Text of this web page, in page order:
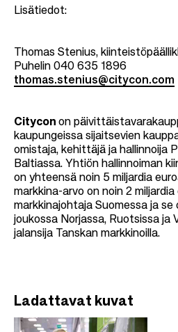
Lisätiedot:
Thomas Stenius,
Puhelin 040 635 1896
thomas.stenius@citycon.com
Citycon on
kaupungeissa sijaitsevien
omistaja, kehittäjä ja hallinnoija
Baltiassa. Yhtiön hallinnoiman
on yhteensä noin 5 miljardia
markkina-arvo on noin 2
markkinajohtaja Suomessa ja se
joukossa Norjassa, Ruotsissa ja
jalansija Tanskan markkinoilla.
Ladattavat kuvat